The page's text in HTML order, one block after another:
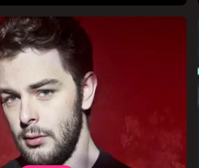
Bambola Star, la festa di
compleanno con tutte le grandi
dive compie 15 anni: il video
completo
FABIANO MINACCI